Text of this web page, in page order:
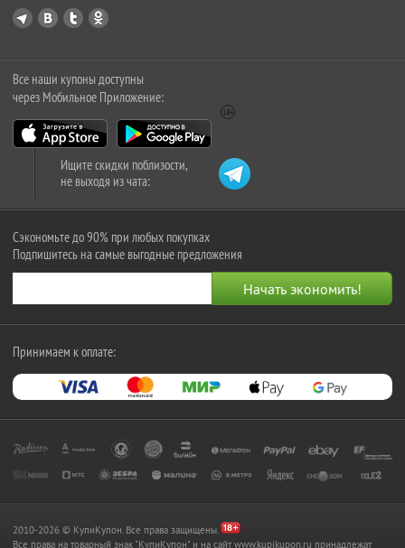
Все наши купоны доступны
через Мобильное Приложение:
Ищите скидки поблизости,
не выходя из чата:
Сэкономьте до 90% при любых покупках
Подпишитесь на самые выгодные предложения
Принимаем к оплате:
2010-2026 © КупиКупон. Все права защищены.
Все права на товарный знак "КупиКупон" и на сайт www.kupikupon.ru принадлежат